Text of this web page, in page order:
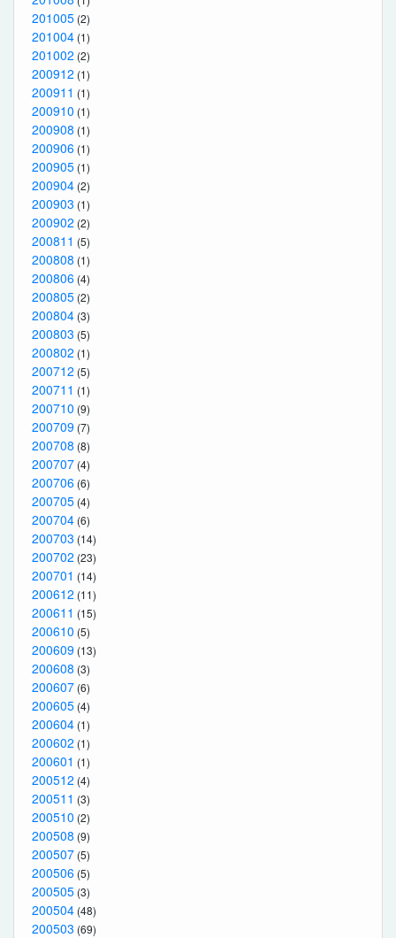
201005 (2)
201004 (1)
201002 (2)
200912 (1)
200911 (1)
200910 (1)
200908 (1)
200906 (1)
200905 (1)
200904 (2)
200903 (1)
200902 (2)
200811 (5)
200808 (1)
200806 (4)
200805 (2)
200804 (3)
200803 (5)
200802 (1)
200712 (5)
200711 (1)
200710 (9)
200709 (7)
200708 (8)
200707 (4)
200706 (6)
200705 (4)
200704 (6)
200703 (14)
200702 (23)
200701 (14)
200612 (11)
200611 (15)
200610 (5)
200609 (13)
200608 (3)
200607 (6)
200605 (4)
200604 (1)
200602 (1)
200601 (1)
200512 (4)
200511 (3)
200510 (2)
200508 (9)
200507 (5)
200506 (5)
200505 (3)
200504 (48)
200503 (69)